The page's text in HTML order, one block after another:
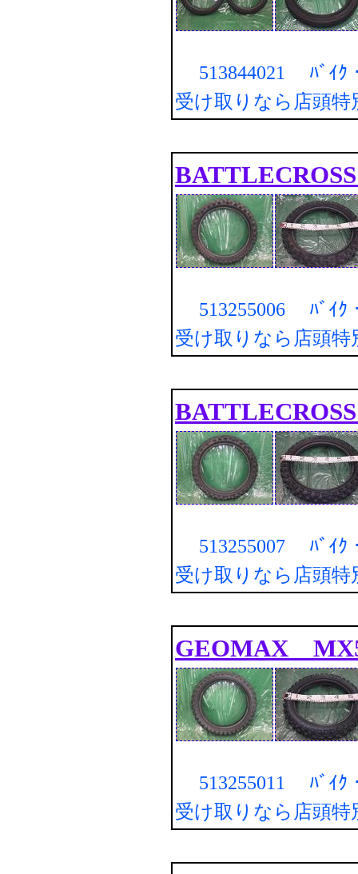
513844021 ﾊﾞｲｸ
受け取りなら店頭特
513255006 ﾊﾞｲｸ
受け取りなら店頭特
513255007 ﾊﾞｲｸ
受け取りなら店頭特
GEOMAX
513255011 ﾊﾞｲｸ
受け取りなら店頭特